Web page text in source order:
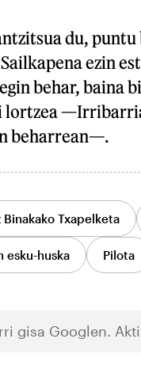
du,
ezin
behar, baina
lortzea
beharrean—.
Binakako Txapelketa
esku-huska Pilota
gisa Googlen.